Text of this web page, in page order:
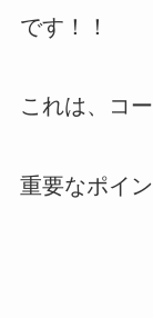
です！！
これは、コ
重要なポイ